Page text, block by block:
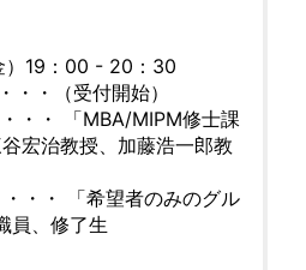
）19：00 - 20：30
（受付開始）
・ 「MBA/MIPM修士課
宏治教授、加藤浩一郎教
・ 「希望者のみのグル
員、修了生